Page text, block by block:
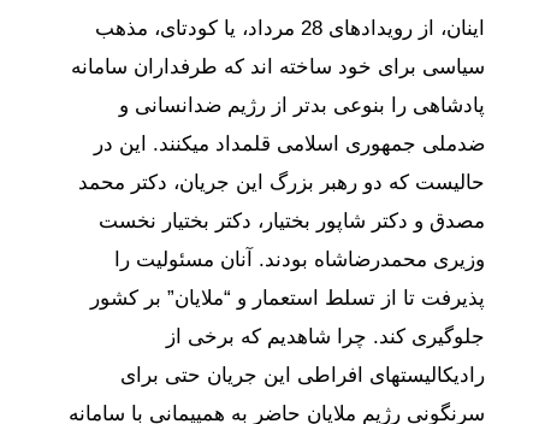
اینان، از رویدادهای 28 مرداد، یا کودتای، مذهب
سیاسی برای خود ساخته اند که طرفداران سامانه
پادشاهی را بنوعی بدتر از رژیم ضدانسانی و
ضدملی جمهوری اسلامی قلمداد میکنند. این در
حالیست که دو رهبر بزرگ این جریان، دکتر محمد
مصدق و دکتر شاپور بختیار، دکتر بختیار نخست
وزیری محمدرضاشاه بودند. آنان مسئولیت را
پذیرفت تا از تسلط استعمار و “ملایان” بر کشور
جلوگیری کند. چرا شاهدیم که برخی از
رادیکالیستهای افراطی این جریان حتی برای
سرنگونی رژیم ملایان حاضر به همپیمانی با سامانه